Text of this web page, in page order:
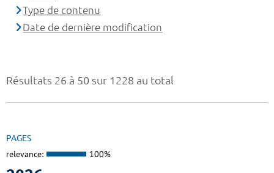
Résultats 26 à 50 sur 1228 au total
PAGES
relevance: 100%
Type de contenu
Date de dernière modification